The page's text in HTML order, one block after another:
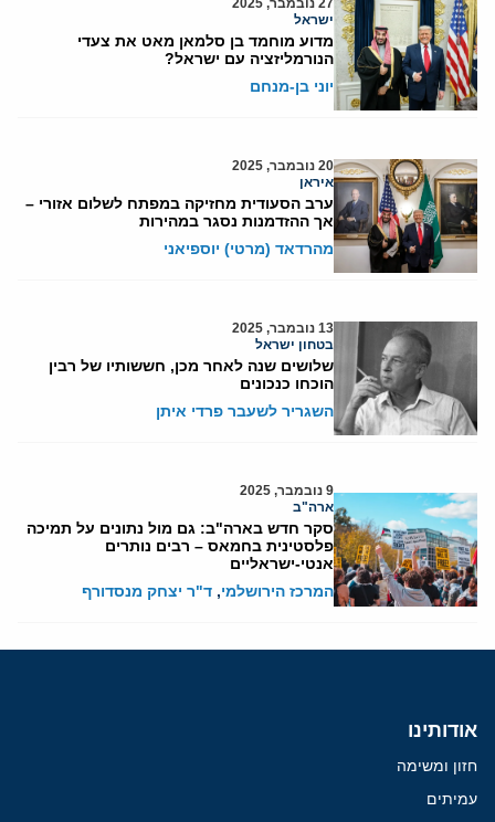
27 נובמבר, 2025
ישראל
מדוע מוחמד בן סלמאן מאט את צעדי
הנורמליזציה עם ישראל?
יוני בן-מנחם
20 נובמבר, 2025
איראן
ערב הסעודית מחזיקה במפתח לשלום אזורי –
אך ההזדמנות נסגר במהירות
מהרדאד (מרטי) יוספיאני
13 נובמבר, 2025
בטחון ישראל
שלושים שנה לאחר מכן, חששותיו של רבין
הוכחו כנכונים
השגריר לשעבר פרדי איתן
9 נובמבר, 2025
ארה"ב
סקר חדש בארה"ב: גם מול נתונים על תמיכה
פלסטינית בחמאס – רבים נותרים
אנטי-ישראליים
המרכז הירושלמי, ד"ר יצחק מנסדורף
אודותינו
חזון ומשימה
עמיתים